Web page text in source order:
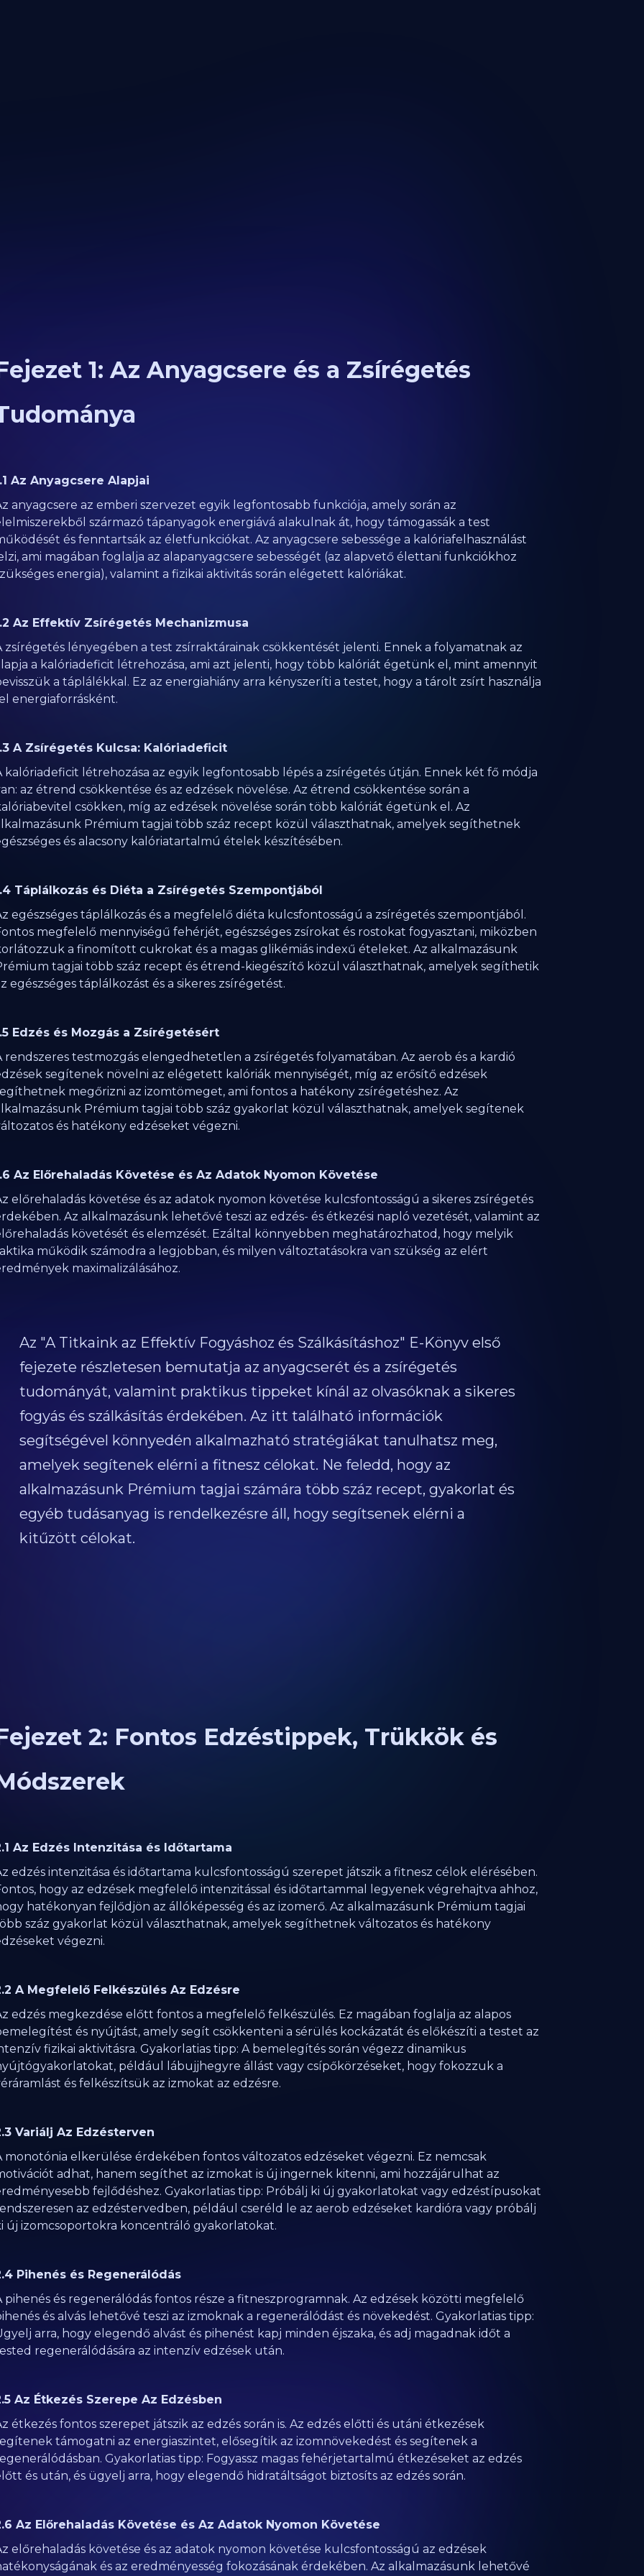
1: Az Anyagcsere és a Zsírégetés
Az Anyagcsere Alapjai
anyagcsere az emberi szervezet egyik legfontosabb funkciója, amely során az
származó tápanyagok energiává alakulnak át, hogy támogassák a test
és fenntartsák az életfunkciókat. Az anyagcsere sebessége a kalóriafelhasználást
ami magában foglalja az alapanyagcsere sebességét (az alapvető élettani funkciókhoz
energia), valamint a fizikai aktivitás során elégetett kalóriákat.
Az Effektív Zsírégetés Mechanizmusa
zsírégetés lényegében a test zsírraktárainak csökkentését jelenti. Ennek a folyamatnak az
a kalóriadeficit létrehozása, ami azt jelenti, hogy több kalóriát égetünk el, mint amennyit
a táplálékkal. Ez az energiahiány arra kényszeríti a testet, hogy a tárolt zsírt használja
energiaforrásként.
A Zsírégetés Kulcsa: Kalóriadeficit
kalóriadeficit létrehozása az egyik legfontosabb lépés a zsírégetés útján. Ennek két fő módja
az étrend csökkentése és az edzések növelése. Az étrend csökkentése során a
csökken, míg az edzések növelése során több kalóriát égetünk el. Az
Prémium tagjai több száz recept közül választhatnak, amelyek segíthetnek
és alacsony kalóriatartalmú ételek készítésében.
Táplálkozás és Diéta a Zsírégetés Szempontjából
egészséges táplálkozás és a megfelelő diéta kulcsfontosságú a zsírégetés szempontjából.
megfelelő mennyiségű fehérjét, egészséges zsírokat és rostokat fogyasztani, miközben
a finomított cukrokat és a magas glikémiás indexű ételeket. Az alkalmazásunk
tagjai több száz recept és étrend-kiegészítő közül választhatnak, amelyek segíthetik
egészséges táplálkozást és a sikeres zsírégetést.
Edzés és Mozgás a Zsírégetésért
rendszeres testmozgás elengedhetetlen a zsírégetés folyamatában. Az aerob és a kardió
segítenek növelni az elégetett kalóriák mennyiségét, míg az erősítő edzések
megőrizni az izomtömeget, ami fontos a hatékony zsírégetéshez. Az
Prémium tagjai több száz gyakorlat közül választhatnak, amelyek segítenek
és hatékony edzéseket végezni.
Az Előrehaladás Követése és Az Adatok Nyomon Követése
előrehaladás követése és az adatok nyomon követése kulcsfontosságú a sikeres zsírégetés
Az alkalmazásunk lehetővé teszi az edzés- és étkezési napló vezetését, valamint az
követését és elemzését. Ezáltal könnyebben meghatározhatod, hogy melyik
működik számodra a legjobban, és milyen változtatásokra van szükség az elért
maximalizálásához.
Az "A Titkaink az Effektív Fogyáshoz és Szálkásításhoz" E-Könyv első
fejezete részletesen bemutatja az anyagcserét és a zsírégetés
tudományát, valamint praktikus tippeket kínál az olvasóknak a sikeres
fogyás és szálkásítás érdekében. Az itt található információk
segítségével könnyedén alkalmazható stratégiákat tanulhatsz meg,
amelyek segítenek elérni a fitnesz célokat. Ne feledd, hogy az
alkalmazásunk Prémium tagjai számára több száz recept, gyakorlat és
egyéb tudásanyag is rendelkezésre áll, hogy segítsenek elérni a
kitűzött célokat.
2: Fontos Edzéstippek, Trükkök és
Az Edzés Intenzitása és Időtartama
edzés intenzitása és időtartama kulcsfontosságú szerepet játszik a fitnesz célok elérésében.
hogy az edzések megfelelő intenzitással és időtartammal legyenek végrehajtva ahhoz,
hatékonyan fejlődjön az állóképesség és az izomerő. Az alkalmazásunk Prémium tagjai
száz gyakorlat közül választhatnak, amelyek segíthetnek változatos és hatékony
végezni.
A Megfelelő Felkészülés Az Edzésre
edzés megkezdése előtt fontos a megfelelő felkészülés. Ez magában foglalja az alapos
és nyújtást, amely segít csökkenteni a sérülés kockázatát és előkészíti a testet az
fizikai aktivitásra. Gyakorlatias tipp: A bemelegítés során végezz dinamikus
például lábujjhegyre állást vagy csípőkörzéseket, hogy fokozzuk a
és felkészítsük az izmokat az edzésre.
Variálj Az Edzésterven
monotónia elkerülése érdekében fontos változatos edzéseket végezni. Ez nemcsak
adhat, hanem segíthet az izmokat is új ingernek kitenni, ami hozzájárulhat az
fejlődéshez. Gyakorlatias tipp: Próbálj ki új gyakorlatokat vagy edzéstípusokat
az edzéstervedben, például cseréld le az aerob edzéseket kardióra vagy próbálj
új izomcsoportokra koncentráló gyakorlatokat.
Pihenés és Regenerálódás
pihenés és regenerálódás fontos része a fitneszprogramnak. Az edzések közötti megfelelő
és alvás lehetővé teszi az izmoknak a regenerálódást és növekedést. Gyakorlatias tipp:
arra, hogy elegendő alvást és pihenést kapj minden éjszaka, és adj magadnak időt a
regenerálódására az intenzív edzések után.
Az Étkezés Szerepe Az Edzésben
étkezés fontos szerepet játszik az edzés során is. Az edzés előtti és utáni étkezések
támogatni az energiaszintet, elősegítik az izomnövekedést és segítenek a
Gyakorlatias tipp: Fogyassz magas fehérjetartalmú étkezéseket az edzés
és után, és ügyelj arra, hogy elegendő hidratáltságot biztosíts az edzés során.
Az Előrehaladás Követése és Az Adatok Nyomon Követése
előrehaladás követése és az adatok nyomon követése kulcsfontosságú az edzések
és az eredményesség fokozásának érdekében. Az alkalmazásunk lehetővé